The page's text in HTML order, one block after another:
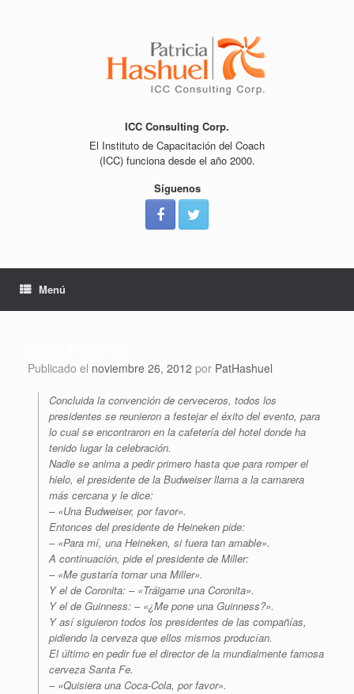
ICC Consulting Corp.
El Instituto de Capacitación del Coach
(ICC) funciona desde el año 2000.
Síguenos
Menú
Publicado el noviembre 26, 2012 por PatHashuel
Concluida la convención de cerveceros, todos los
presidentes se reunieron a festejar el éxito del evento, para
lo cual se encontraron en la cafetería del hotel donde ha
tenido lugar la celebración.
Nadie se anima a pedir primero hasta que para romper el
hielo, el presidente de la Budweiser llama a la camarera
más cercana y le dice:
– «Una Budweiser, por favor».
Entonces del presidente de Heineken pide:
– «Para mí, una Heineken, si fuera tan amable».
A continuación, pide el presidente de Miller:
– «Me gustaría tomar una Miller».
Y el de Coronita: – «Tráigame una Coronita».
Y el de Guinness: – «¿Me pone una Guinness?».
Y así siguieron todos los presidentes de las compañías,
pidiendo la cerveza que ellos mismos producían.
El último en pedir fue el director de la mundialmente famosa
cerveza Santa Fe.
– «Quisiera una Coca-Cola, por favor».